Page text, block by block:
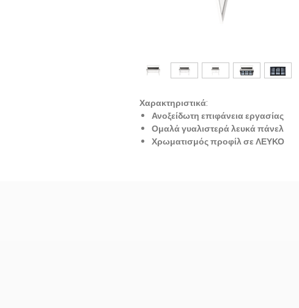
Χαρακτηριστικά:
Ανοξείδωτη επιφάνεια εργασίας
Ομαλά γυαλιστερά λευκά πάνελ
Χρωματισμός προφίλ σε ΛΕΥΚΟ